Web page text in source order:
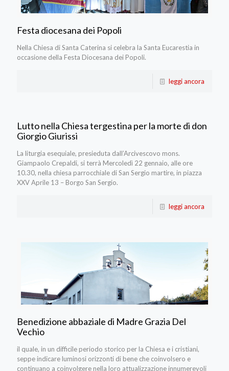
Festa diocesana dei Popoli
Nella Chiesa di Santa Caterina si celebra la Santa Eucarestia in
occasione della Festa Diocesana dei Popoli.
leggi ancora
Lutto nella Chiesa tergestina per la morte di don
Giorgio Giurissi
La liturgia esequiale, presieduta dall’Arcivescovo mons.
Giampaolo Crepaldi, si terrà Mercoledì 22 gennaio, alle ore
10.30, nella chiesa parrocchiale di San Sergio martire, in piazza
XXV Aprile 13 – Borgo San Sergio.
leggi ancora
Benedizione abbaziale di Madre Grazia Del
Vechio
il quale, in un difficile periodo storico per la Chiesa e i cristiani,
seppe indicare luminosi orizzonti di bene che coinvolsero e
continuano a coinvolgere nella loro attualizzazione innumerevoli